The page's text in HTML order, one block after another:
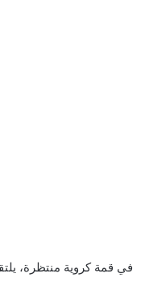
في قمة كروية منتظرة،